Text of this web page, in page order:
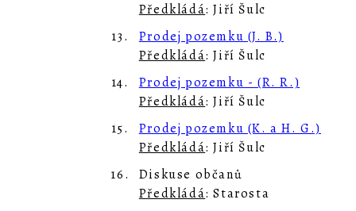
Předkládá: Jiří Šulc
13.
Prodej pozemku (J. B.)
Předkládá: Jiří Šulc
14.
Prodej pozemku - (R. R.)
Předkládá: Jiří Šulc
15.
Prodej pozemku (K. a H. G.)
Předkládá: Jiří Šulc
16.
Diskuse občanů
Předkládá: Starosta